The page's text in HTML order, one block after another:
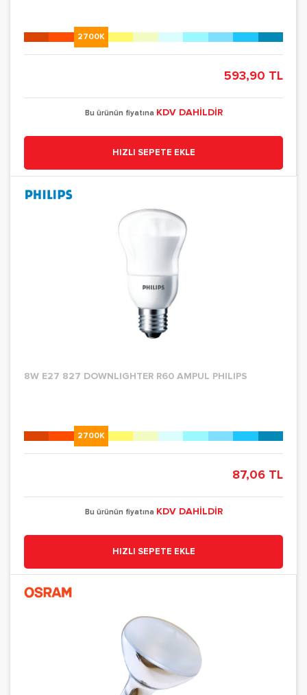
2700K
593,90 TL
Bu ürünün fiyatına KDV DAHİLDİR
HIZLI SEPETE EKLE
8W E27 827 DOWNLIGHTER R60 AMPUL PHILIPS
2700K
87,06 TL
Bu ürünün fiyatına KDV DAHİLDİR
HIZLI SEPETE EKLE